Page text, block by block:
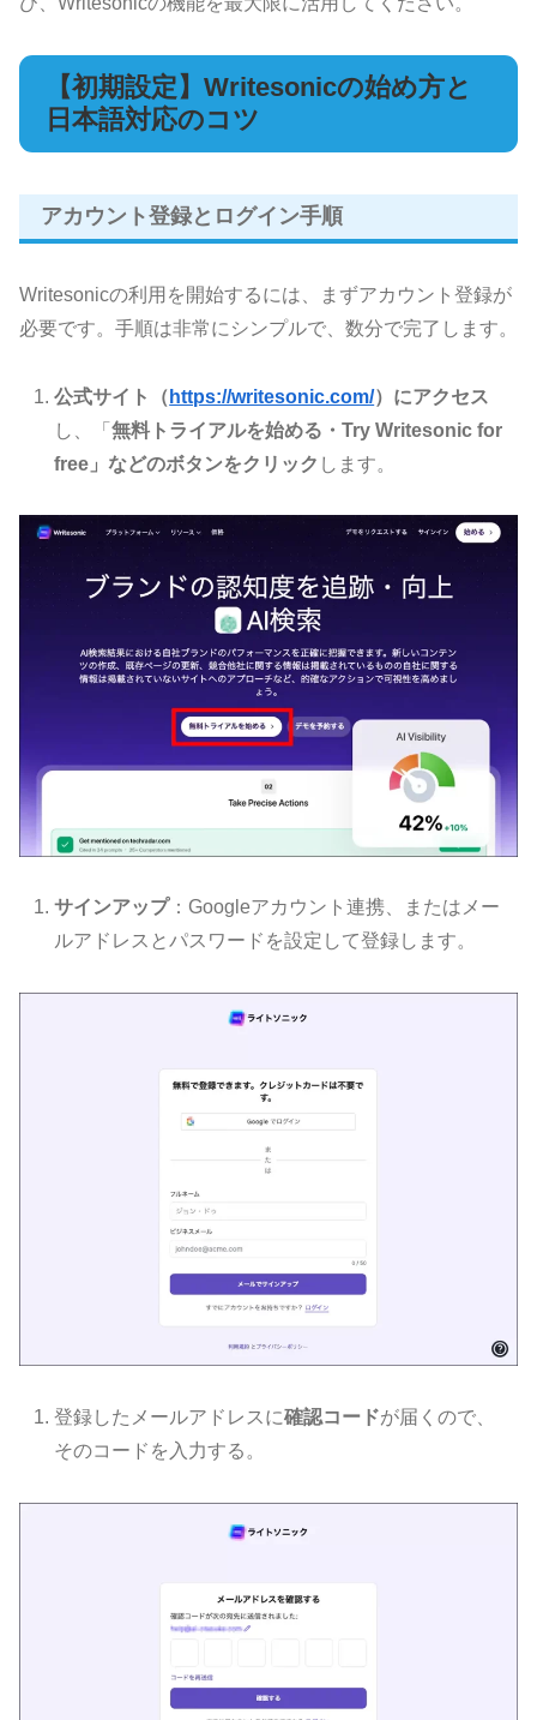
【初期設定】Writesonicの始め方と
日本語対応のコツ
アカウント登録とログイン手順
Writesonicの利用を開始するには、まずアカウント登録が
必要です。手順は非常にシンプルで、数分で完了します。
公式サイト（ https://writesonic.com/）にアクセス
し、「無料トライアルを始める・Try Writesonic for
free」などのボタンをクリック します。
サインアップ：Googleアカウント連携、またはメー
ルアドレスとパスワードを設定して登録します。
登録したメールアドレスに確認コードが届くので、
そのコードを入力する。